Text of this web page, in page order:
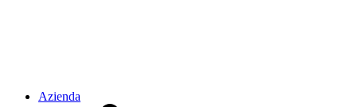
Azienda